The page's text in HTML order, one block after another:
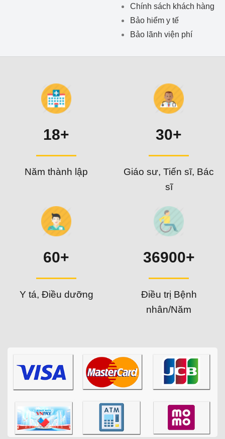
Chính sách khách hàng
Bảo hiểm y tế
Bảo lãnh viện phí
18+
Năm thành lập
30+
Giáo sư, Tiến sĩ, Bác
sĩ
60+
Y tá, Điều dưỡng
36900+
Điều trị Bệnh
nhân/Năm